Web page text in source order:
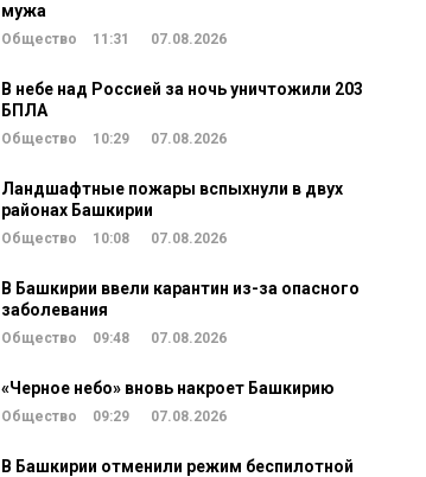
мужа
Общество 11:31 07.08.2026
В небе над Россией за ночь уничтожили 203
БПЛА
Общество 10:29 07.08.2026
Ландшафтные пожары вспыхнули в двух
районах Башкирии
Общество 10:08 07.08.2026
В Башкирии ввели карантин из-за опасного
заболевания
Общество 09:48 07.08.2026
«Черное небо» вновь накроет Башкирию
Общество 09:29 07.08.2026
В Башкирии отменили режим беспилотной